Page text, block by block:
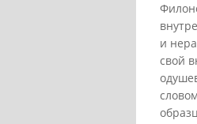
и
свой